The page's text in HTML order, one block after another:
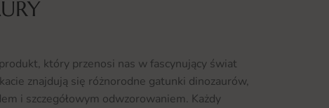
który przenosi nas w fascynujący świat
znajdują się różnorodne gatunki dinozaurów,
i szczegółowym odwzorowaniem. Każdy